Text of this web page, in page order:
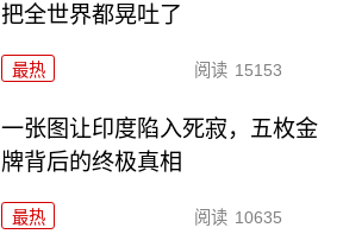
把全世界都晃吐了
最热 阅读 15153
一张图让印度陷入死寂，五枚金
牌背后的终极真相
最热 阅读 10635